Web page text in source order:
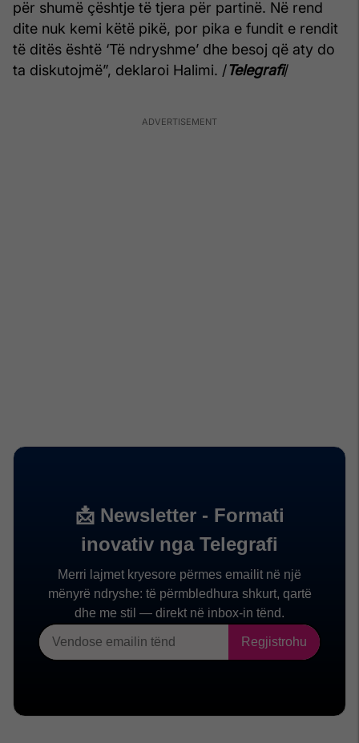
për shumë çështje të tjera për partinë. Në rend
dite nuk kemi këtë pikë, por pika e fundit e rendit
të ditës është ‘Të ndryshme’ dhe besoj që aty do
ta diskutojmë”, deklaroi Halimi. /Telegrafi/